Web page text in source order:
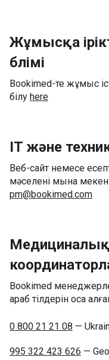
Жұмысқа
бөлімі
Bookimed-те жұмыс
білу here
IT және
Веб-сайт немесе
мәселені мына
pm@bookimed.com
Медициналық
Bookimed
араб тілдерін қоса
0 800 21 21 08 —
995 322 423 626 —